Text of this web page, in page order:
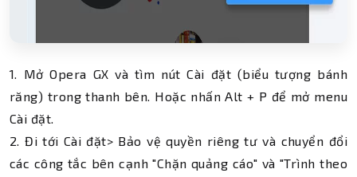
1. Mở Opera GX và tìm nút Cài đặt (biểu tượng bánh
răng) trong thanh bên. Hoặc nhấn Alt + P để mở menu
Cài đặt.
2. Đi tới Cài đặt> Bảo vệ quyền riêng tư và chuyển đổi
các công tắc bên cạnh "Chặn quảng cáo" và "Trình theo